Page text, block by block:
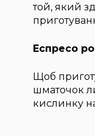
той, який
Еспресо
Щоб
шматочок
кислинку